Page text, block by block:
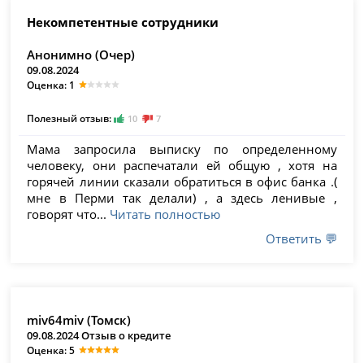
Некомпетентные сотрудники
Анонимно (Очер)
09.08.2024
Оценка: 1
Полезный отзыв: 10 7
Мама запросила выписку по определенному
человеку, они распечатали ей общую , хотя на
горячей линии сказали обратиться в офис банка .(
мне в Перми так делали) , а здесь ленивые ,
говорят что... Читать полностью
Ответить 💬
miv64miv (Томск)
09.08.2024 Отзыв о кредите
Оценка: 5